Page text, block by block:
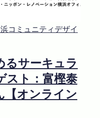
コミュニティデザイ
るサーキュラ
スト：富樫泰
【オンライン